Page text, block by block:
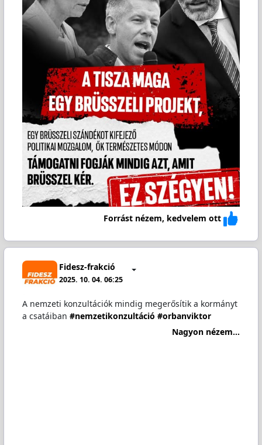
Forrást nézem, kedvelem ott
Fidesz-frakció
2025. 10. 04. 06:25
A nemzeti konzultációk mindig megerősítik a kormányt
a csatáiban #nemzetikonzultáció #orbanviktor
Nagyon nézem...